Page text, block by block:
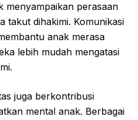
menyampaikan perasaan
takut dihakimi. Komunikasi
anak merasa
lebih mudah mengatasi
juga berkontribusi
mental anak. Berbagai